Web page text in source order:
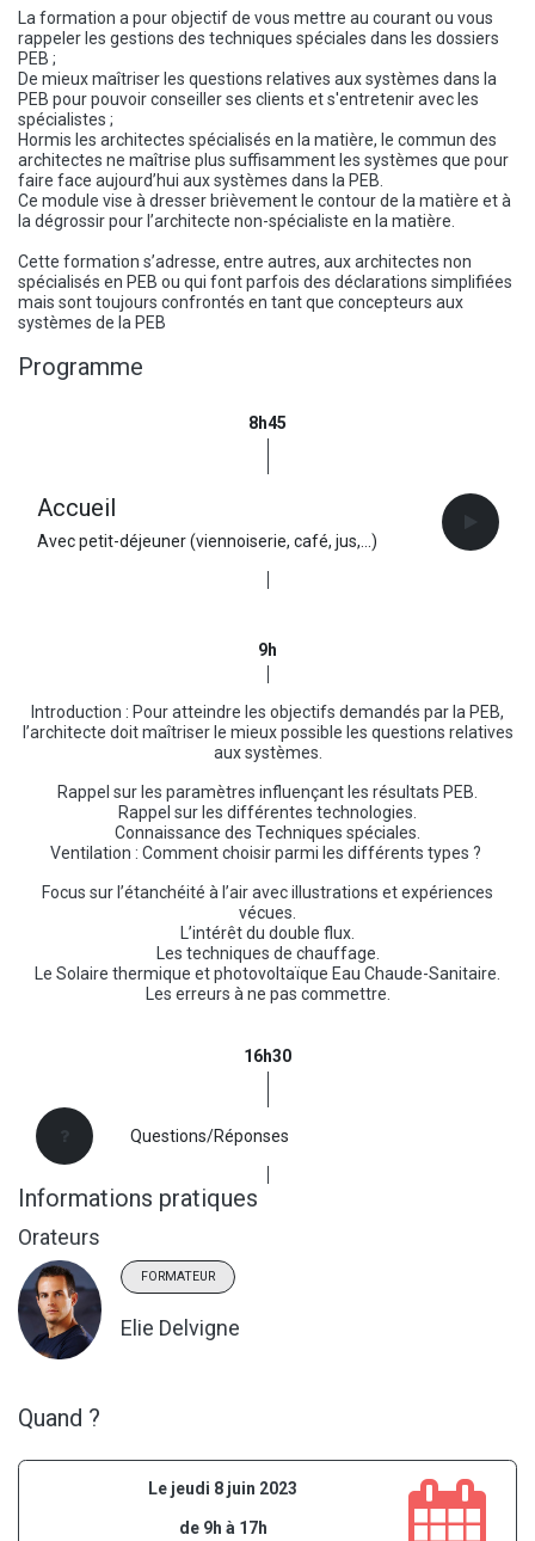
La formation a pour objectif de vous mettre au courant ou vous
rappeler les gestions des techniques spéciales dans les dossiers
PEB ;
De mieux maîtriser les questions relatives aux systèmes dans la
PEB pour pouvoir conseiller ses clients et s'entretenir avec les
spécialistes ;
Hormis les architectes spécialisés en la matière, le commun des
architectes ne maîtrise plus suffisamment les systèmes que pour
faire face aujourd’hui aux systèmes dans la PEB.
Ce module vise à dresser brièvement le contour de la matière et à
la dégrossir pour l’architecte non-spécialiste en la matière.
Cette formation s’adresse, entre autres, aux architectes non
spécialisés en PEB ou qui font parfois des déclarations simplifiées
mais sont toujours confrontés en tant que concepteurs aux
systèmes de la PEB
Programme
8h45
Accueil
Avec petit-déjeuner (viennoiserie, café, jus,...)
9h
Introduction : Pour atteindre les objectifs demandés par la PEB,
l’architecte doit maîtriser le mieux possible les questions relatives
aux systèmes.
Rappel sur les paramètres influençant les résultats PEB.
Rappel sur les différentes technologies.
Connaissance des Techniques spéciales.
Ventilation : Comment choisir parmi les différents types ?
Focus sur l’étanchéité à l’air avec illustrations et expériences
vécues.
L’intérêt du double flux.
Les techniques de chauffage.
Le Solaire thermique et photovoltaïque Eau Chaude-Sanitaire.
Les erreurs à ne pas commettre.
16h30
Questions/Réponses
Informations pratiques
Orateurs
FORMATEUR
Elie Delvigne
Quand ?
Le jeudi 8 juin 2023
de 9h à 17h